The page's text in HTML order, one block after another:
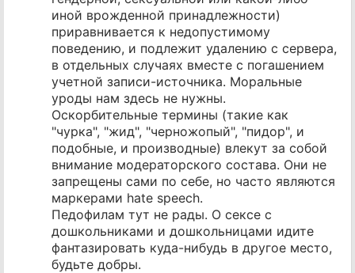
иной врожденной принадлежности)
приравнивается к недопустимому
поведению, и подлежит удалению с сервера,
в отдельных случаях вместе с погашением
учетной записи-источника. Моральные
уроды нам здесь не нужны.
Оскорбительные термины (такие как
"чурка", "жид", "черножопый", "пидор", и
подобные, и производные) влекут за собой
внимание модераторского состава. Они не
запрещены сами по себе, но часто являются
маркерами hate speech.
Педофилам тут не рады. О сексе с
дошкольниками и дошкольницами идите
фантазировать куда-нибудь в другое место,
будьте добры.